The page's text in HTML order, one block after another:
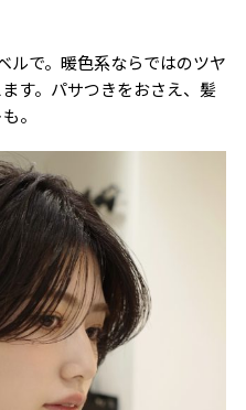
ルで。暖色系ならではのツヤ
す。パサつきをおさえ、髪
。